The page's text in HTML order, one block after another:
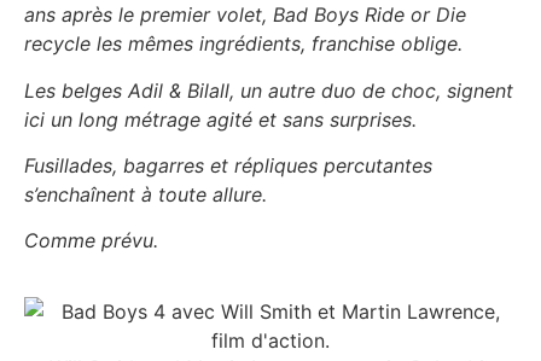
ans après le premier volet, Bad Boys Ride or Die
recycle les mêmes ingrédients, franchise oblige.
Les belges Adil & Bilall, un autre duo de choc, signent
ici un long métrage agité et sans surprises.
Fusillades, bagarres et répliques percutantes
s’enchaînent à toute allure.
Comme prévu.